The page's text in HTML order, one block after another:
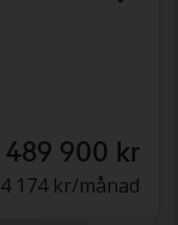
489 900 kr
4 174 kr/månad